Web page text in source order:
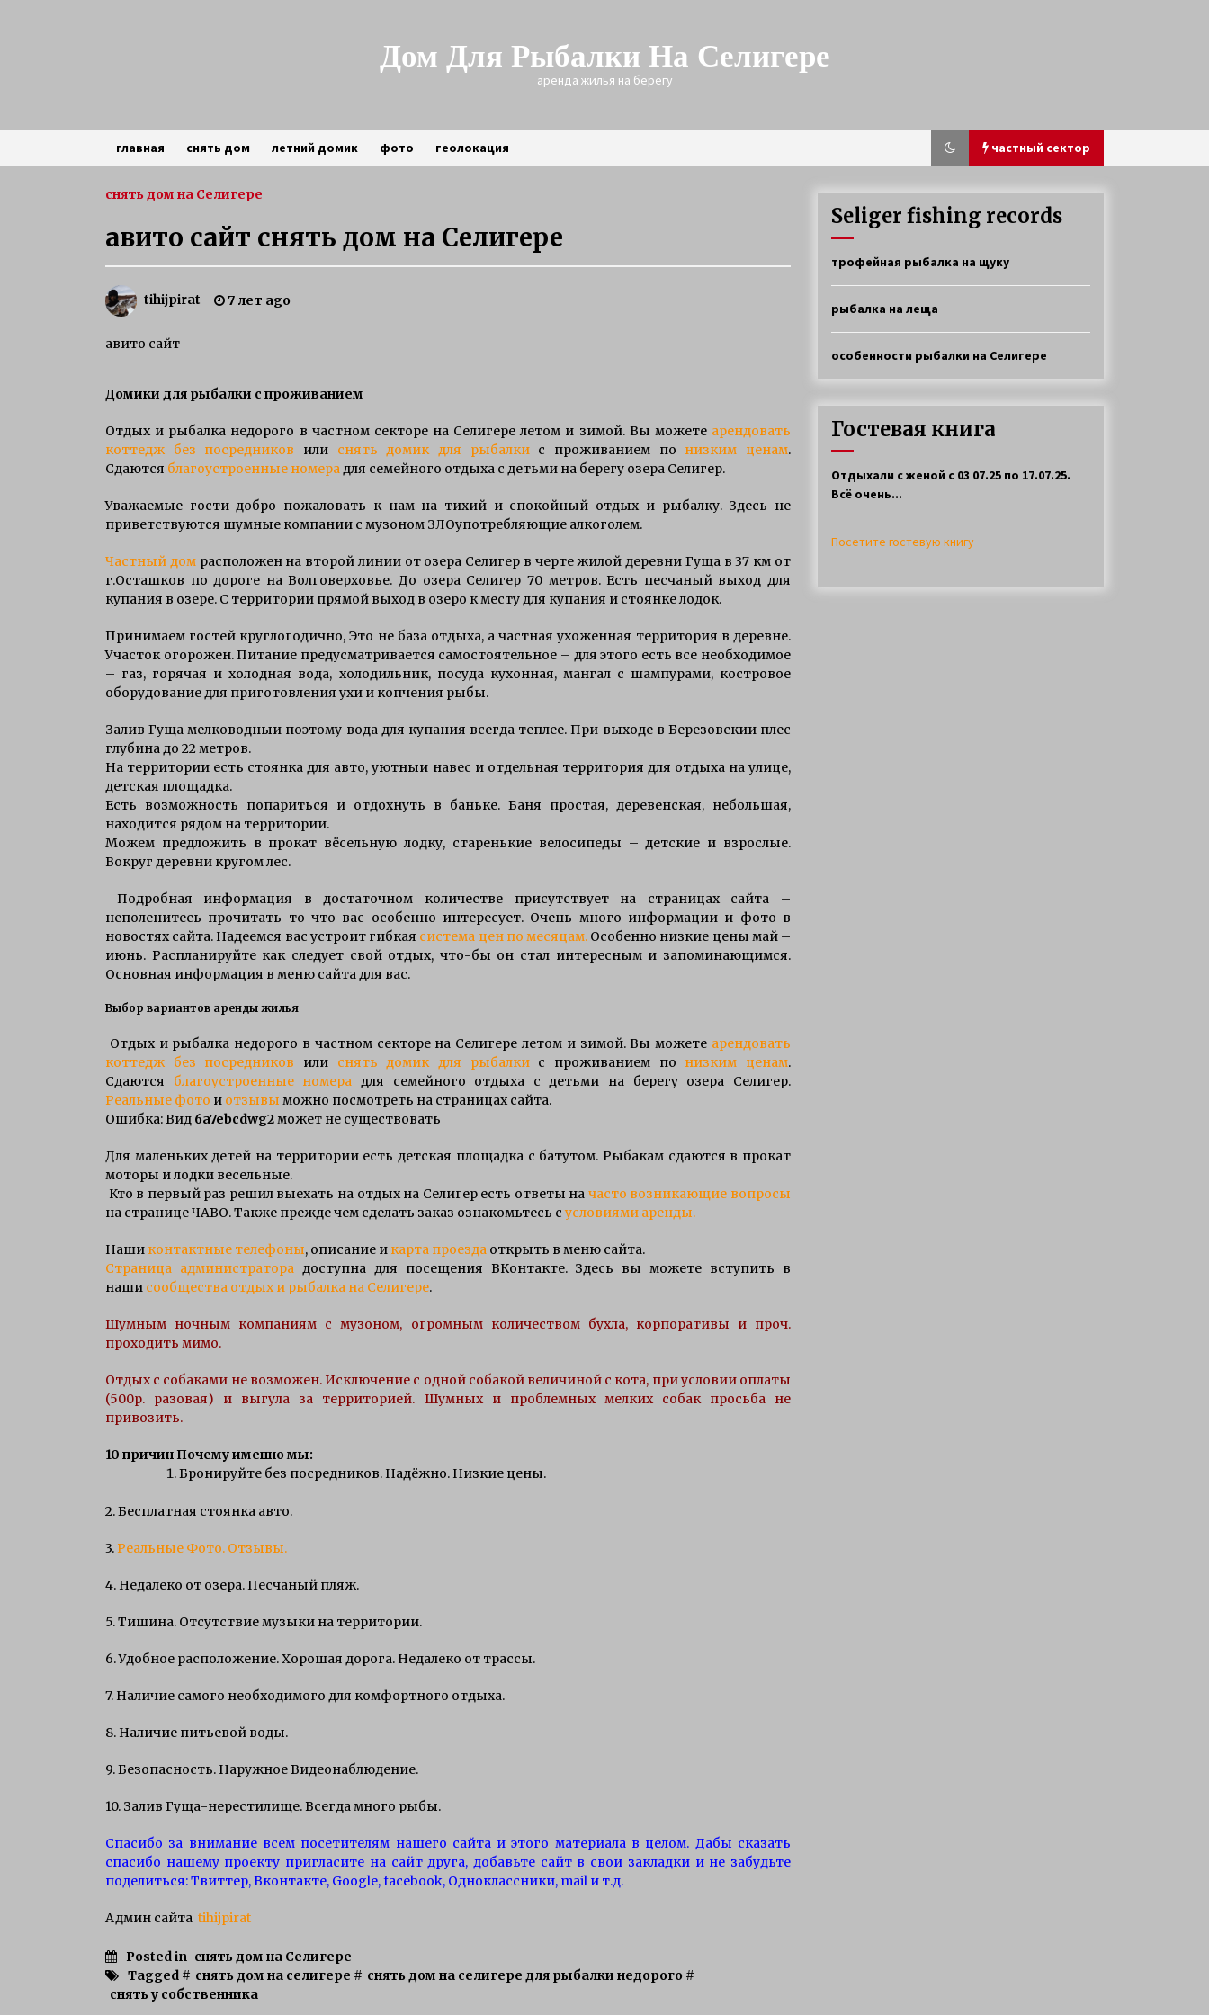
Дом Для Рыбалки На Селигере
аренда жилья на берегу
главная снять дом летний домик фото геолокация частный сектор
частный сектор
зимняя рыбалка на щуку на
Селигере
Трофейная щука зимой
3 года ago 4 года ago
Прибрежная щука
6 лет ago
7 лет ago 7 лет ago
селигере
12 лет ago
тролингом на селигере
15 лет ago
снять дом на Селигере
авито сайт снять дом на Селигере
tihijpirat 7 лет ago
авито сайт
Домики для рыбалки с проживанием
Отдых и рыбалка недорого в частном секторе на Селигере летом и зимой. Вы можете арендовать
коттедж без посредников или снять домик для рыбалкис проживанием по низким ценам.
Сдаются благоустроенные номерадля семейного отдыха с детьми на берегу озера Селигер.
Уважаемые гости добро пожаловать к нам на тихий и спокойный отдых и рыбалку. Здесь не
приветствуются шумные компании с музоном ЗЛОупотребляющие алкоголем.
Частный домрасположен на второй линии от озера Селигер в черте жилой деревни Гуща в 37 км от
г.Осташков по дороге на Волговерховье. До озера Селигер 70 метров. Есть песчаный выход для
купания в озере. С территории прямой выход в озеро к месту для купания и стоянке лодок.
Принимаем гостей круглогодично, Это не база отдыха, а частная ухоженная территория в деревне.
Участок огорожен. Питание предусматривается самостоятельное – для этого есть все необходимое
– газ, горячая и холодная вода, холодильник, посуда кухонная, мангал с шампурами, костровое
оборудование для приготовления ухи и копчения рыбы.
Залив Гуща мелководныи поэтому вода для купания всегда теплее. При выходе в Березовскии плес
глубина до 22 метров.
На территории есть стоянка для авто, уютныи навес и отдельная территория для отдыха на улице,
детская площадка.
Есть возможность попариться и отдохнуть в баньке. Баня простая, деревенская, небольшая,
находится рядом на территории.
Можем предложить в прокат вёсельную лодку, старенькие велосипеды – детские и взрослые.
Вокруг деревни кругом лес.
Подробная информация в достаточном количестве присутствует на страницах сайта –
неполенитесь прочитать то что вас особенно интересует. Очень много информации и фото в
новостях сайта. Надеемся вас устроит гибкая система цен по месяцам.Особенно низкие цены май –
июнь. Распланируйте как следует свой отдых, что-бы он стал интересным и запоминающимся.
Основная информация в меню сайта для вас.
Выбор вариантов аренды жилья
Отдых и рыбалка недорого в частном секторе на Селигере летом и зимой. Вы можете арендовать
коттедж без посредников или снять домик для рыбалкис проживанием по низким ценам.
Сдаются благоустроенные номера для семейного отдыха с детьми на берегу озера Селигер.
Реальные фото и отзывы можно посмотреть на страницах сайта.
Ошибка: Вид 6a7ebcdwg2может не существовать
Для маленьких детей на территории есть детская площадка с батутом. Рыбакам сдаются в прокат
моторы и лодки весельные.
Кто в первый раз решил выехать на отдых на Селигер есть ответы на часто возникающие вопросы
на странице ЧАВО. Также прежде чем сделать заказ ознакомьтесь сусловиями аренды.
Наши контактные телефоны, описание и карта проезда открыть в меню сайта.
Страница администраторадоступна для посещения ВКонтакте. Здесь вы можете вступить в
наши сообщества отдых и рыбалка на Селигере.
Шумным ночным компаниям c музоном, огромным количеством бухла, корпоративы и проч.
проходить мимо.
Отдых c собаками не возможен. Исключение с одной собакой величиной с кота, при условии оплаты
(500р. разовая) и выгула за территорией. Шумных и проблемных мелких собак просьба не
привозить.
10 причин Почему именно мы:
Бронируйте без посредников. Надёжно. Низкие цены.
2. Бесплатная стоянка авто.
3.Реальные Фото. Отзывы.
4. Недалеко от озера. Песчаный пляж.
5. Тишина. Отсутствие музыки на территории.
6. Удобное расположение. Хорошая дорога. Недалеко от трассы.
7. Наличие самого необходимого для комфортного отдыха.
8. Наличие питьевой воды.
9. Безопасность. Наружное Видеонаблюдение.
10. Залив Гуща-нерестилище. Всегда много рыбы.
Спасибо за внимание всем посетителям нашего сайта и этого материала в целом. Дабы сказать
спасибо нашему проекту пригласите на сайт друга, добавьте сайт в свои закладки и не забудьте
поделиться: Твиттер, Вконтакте, Google, facebook, Одноклассники, mail и т.д.
Админ сайта tihijpirat
Posted in снять дом на Селигере
Tagged # снять дом на селигере # снять дом на селигере для рыбалки недорого #
снять у собственника
Seliger fishing records
трофейная рыбалка на щуку
рыбалка на леща
особенности рыбалки на Селигере
Гостевая книга
Отдыхали с женой с 03 07.25 по 17.07.25.
Всё очень...
Посетите гостевую книгу